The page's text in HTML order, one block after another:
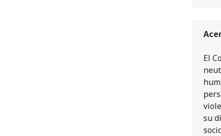
El
su